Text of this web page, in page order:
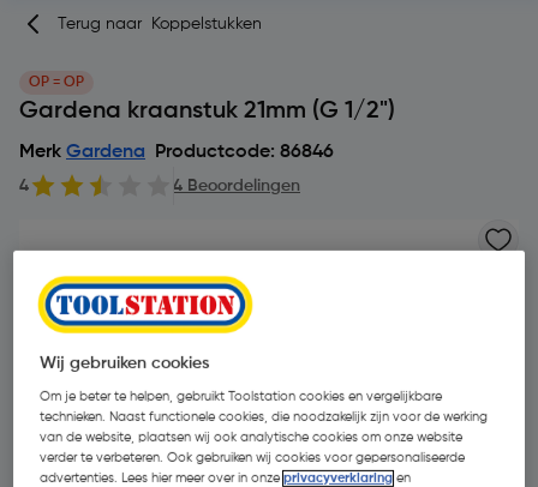
Terug naar Koppelstukken
OP = OP
Gardena kraanstuk 21mm (G 1/2")
Merk Gardena Productcode: 86846
4 4 Beoordelingen
Wij gebruiken cookies
Om je beter te helpen, gebruikt Toolstation cookies en vergelijkbare
technieken. Naast functionele cookies, die noodzakelijk zijn voor de werking
van de website, plaatsen wij ook analytische cookies om onze website
verder te verbeteren. Ook gebruiken wij cookies voor gepersonaliseerde
advertenties. Lees hier meer over in onzeprivacyverklaring en